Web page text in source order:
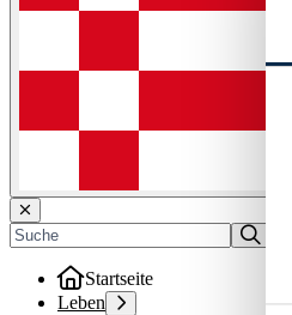
Startseite
Leben